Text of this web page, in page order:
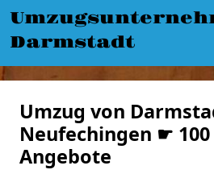
Darmstadt
Umzug von
Neufechingen ☛ 100
Angebote